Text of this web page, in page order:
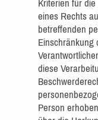
Kriterien für
eines Rechts
betreffenden
Einschränkung
diese
Person